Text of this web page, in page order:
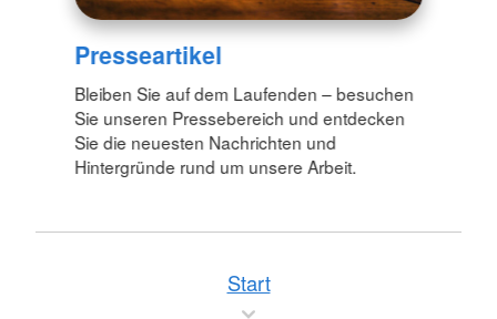
Presseartikel
Bleiben Sie auf dem Laufenden – besuchen
Sie unseren Pressebereich und entdecken
Sie die neuesten Nachrichten und
Hintergründe rund um unsere Arbeit.
Start